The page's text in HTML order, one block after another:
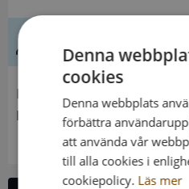
Ledning
Kerstin Keys Studie- Och
Denna
cookies
Denna webbplats
förbättra
att använda vår
till alla cookies i
cookiepolicy. Läs mer